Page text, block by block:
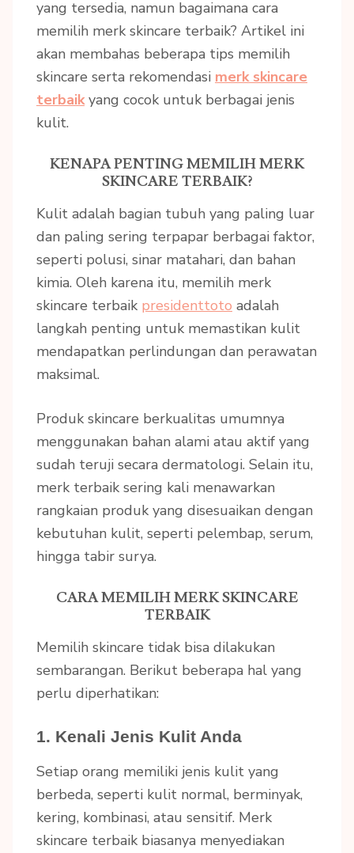
yang tersedia, namun bagaimana cara
memilih merk skincare terbaik? Artikel ini
akan membahas beberapa tips memilih
skincare serta rekomendasi merk skincare
terbaikyang cocok untuk berbagai jenis
kulit.
KENAPA PENTING MEMILIH MERK
SKINCARE TERBAIK?
Kulit adalah bagian tubuh yang paling luar
dan paling sering terpapar berbagai faktor,
seperti polusi, sinar matahari, dan bahan
kimia. Oleh karena itu, memilih merk
skincare terbaik presidenttoto adalah
langkah penting untuk memastikan kulit
mendapatkan perlindungan dan perawatan
maksimal.
Produk skincare berkualitas umumnya
menggunakan bahan alami atau aktif yang
sudah teruji secara dermatologi. Selain itu,
merk terbaik sering kali menawarkan
rangkaian produk yang disesuaikan dengan
kebutuhan kulit, seperti pelembap, serum,
hingga tabir surya.
CARA MEMILIH MERK SKINCARE
TERBAIK
Memilih skincare tidak bisa dilakukan
sembarangan. Berikut beberapa hal yang
perlu diperhatikan:
1. Kenali Jenis Kulit Anda
Setiap orang memiliki jenis kulit yang
berbeda, seperti kulit normal, berminyak,
kering, kombinasi, atau sensitif. Merk
skincare terbaik biasanya menyediakan